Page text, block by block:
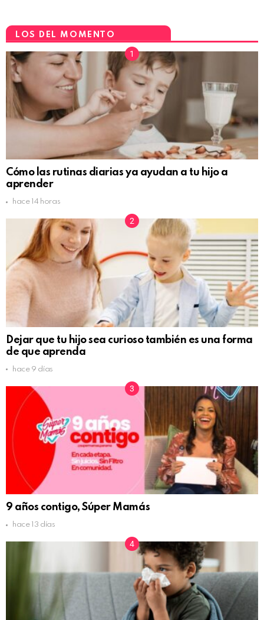
LOS DEL MOMENTO
Cómo las rutinas diarias ya ayudan a tu hijo a
aprender
hace 14 horas
Dejar que tu hijo sea curioso también es una forma
de que aprenda
hace 9 días
9 años contigo, Súper Mamás
hace 13 días